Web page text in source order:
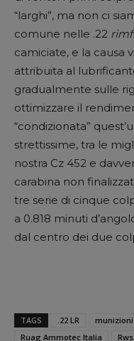
“larghi”, ma non ci
comune nelle .22
camiciate, e la causa
attribuita al
gradualmente sulle
ottimizzare il
“condizionata”
strettissime, tra le
nostra Cz 452 e
carabina non
tre serie di cinque
a 0.818 minuti
dal centro dei due
TAGS .22 LR munizioni
Ruag Ammotec Italia